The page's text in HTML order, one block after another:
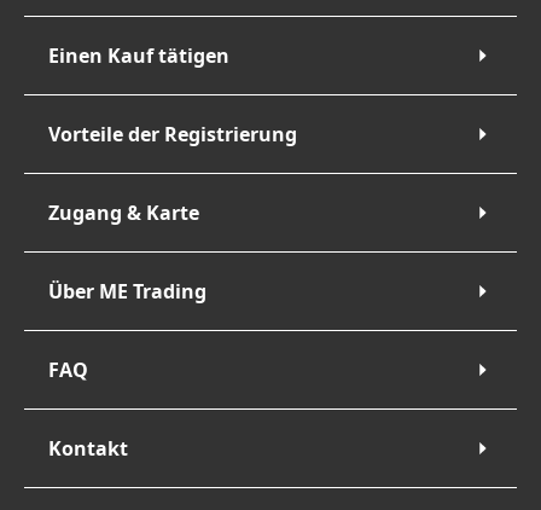
Einen Kauf tätigen
Vorteile der Registrierung
Zugang & Karte
Über ME Trading
FAQ
Kontakt